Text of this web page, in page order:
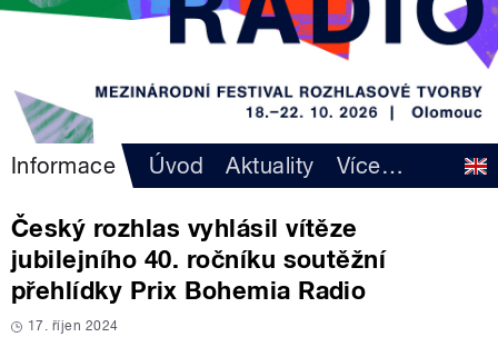
Informace Úvod Aktuality Více…
Český rozhlas vyhlásil vítěze
jubilejního 40. ročníku soutěžní
přehlídky Prix Bohemia Radio
17. říjen 2024